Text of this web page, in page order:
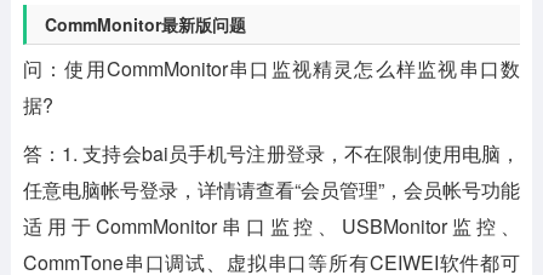
CommMonitor最新版问题
问：使用CommMonitor串口监视精灵怎么样监视串口数
据?
答：1. 支持会bai员手机号注册登录，不在限制使用电脑，
任意电脑帐号登录，详情请查看“会员管理”，会员帐号功能
适用于CommMonitor串口监控、USBMonitor监控、
CommTone串口调试、虚拟串口等所有CEIWEI软件都可